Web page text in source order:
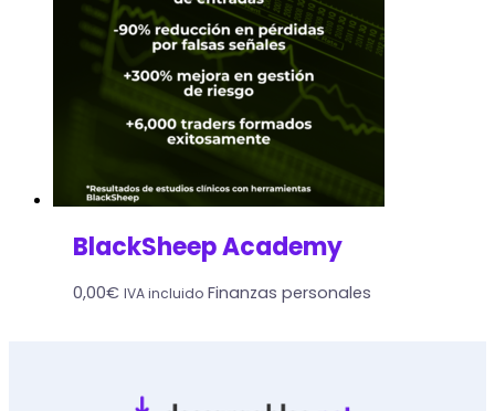
BlackSheep Academy
0,00€ IVA incluido Finanzas personales